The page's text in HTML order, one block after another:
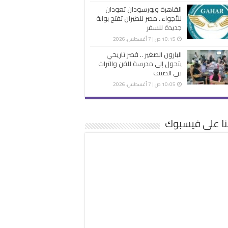
القاهرة وبورسودان تعودان
للأجواء.. مصر للطيران تفتح بوابة
جديدة للسفر
10:15 ص | 7 أغسطس، 2026
البارون الصغير .. قصر تاريخي
يتحول إلى مدرسة للفن والتراث
في الصيف
10:05 ص | 7 أغسطس، 2026
على فيسبوك